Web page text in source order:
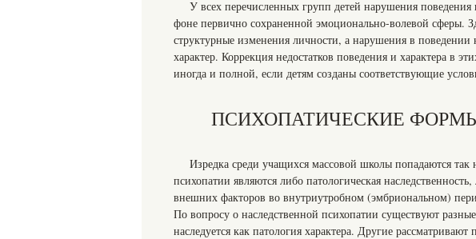
У всех перечисленных групп детей нарушения поведения
фоне первично сохраненной эмоционально-волевой сферы.
структурные изменения личности, а нарушения в
характер. Коррекция недостатков поведения и характера в
иногда и полной, если детям созданы соответствующие
ПСИХОПАТИЧЕСКИЕ
Изредка среди учащихся массовой школы попадаются
психопатии являются либо патологическая
внешних факторов во внутриутробном (эмбриональном)
По вопросу о наследственной психопатии существуют
наследуется как патология характера. Другие